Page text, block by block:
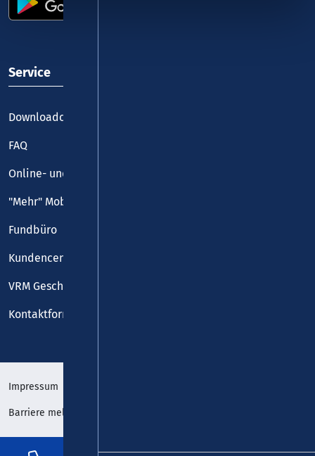
Service
Downloadcenter
FAQ
Online- und Handy-Tickets
"Mehr" Mobilität
Fundbüro
Kundencenter
VRM Geschäftsstelle
Kontaktformular
Impressum
Barriere melden